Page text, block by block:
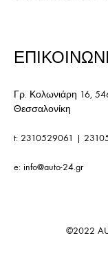
Γρ. Κολωνιάρη 16,
Θεσσαλονίκη
t: 2310529061 |
e: info@auto-24.gr
©2022